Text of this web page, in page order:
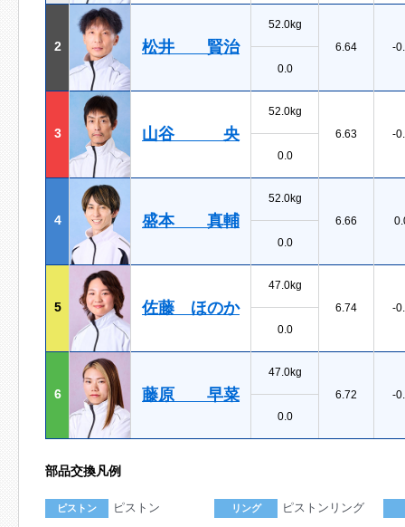
2 松井 賢治
52.0kg
6.64
-
0.0
3 山谷 央
52.0kg
6.63
-
0.0
4 盛本 真輔
52.0kg
6.66
0.0
5 佐藤 ほのか
47.0kg
6.74
-
0.0
6 藤原 早菜
47.0kg
6.72
-
0.0
部品交換凡例
ピストン ピストン リング ピストンリング